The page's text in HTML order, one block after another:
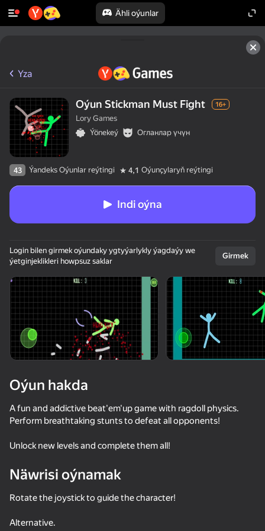
Ähli oýunlar
Enjamy aýlaň
Bu oýun diňe peýza
ugry goldaýar
Yza
Oýun Stickman Must Fight 16+
Lory Games
Ýönekeý
Огланлар үчүн
43 Ýandeks Oýunlar reýtingi 4,1 Oýunçylaryň reýtingi
Indi oýna
Login bilen girmek oýundaky ygtyýarlykly ýagdaýy we
ýetginjeklikleri howpsuz saklar
Girmek
Oýun hakda
A fun and addictive beat'em'up game with ragdoll physics.
Perform breathtaking stunts to defeat all opponents!
Unlock new levels and complete them all!
Näwrisi oýnamak
Rotate the joystick to guide the character!
Alternative.